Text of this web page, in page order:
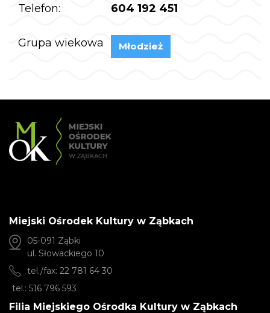
Telefon: 604 192 451
Grupa wiekowa Młodzież
Miejski Ośrodek Kultury w Ząbkach
05-091 Ząbki
ul. Słowackiego 10
tel./fax: 22 781 64 30
tel.: 516 796 593
Filia Miejskiego Ośrodka Kultury w Ząbkach